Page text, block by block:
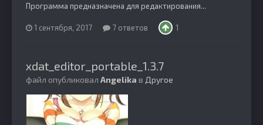
Программа предназначена для редактирования...
1 сентября, 2017 7 ответов 1
xdat_editor_portable_1.3.7
файл опубликовал Angelika в Другое